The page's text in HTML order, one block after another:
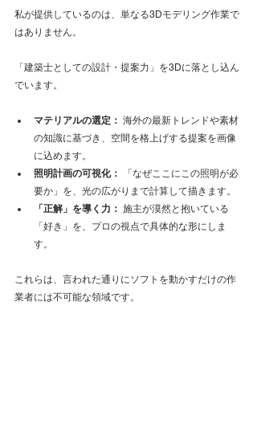
私が提供しているのは、単なる3Dモデリング作業で
はありません。
「建築士としての設計・提案力」を3Dに落とし込ん
でいます。
マテリアルの選定： 海外の最新トレンドや素材
の知識に基づき、空間を格上げする提案を画像
に込めます。
照明計画の可視化：
「なぜここにこの照明が必
要か」を、光の広がりまで計算して描きます。
「正解」を導く力： 施主が漠然と抱いている
「好き」を、プロの視点で具体的な形にしま
す。
これらは、言われた通りにソフトを動かすだけの作
業者には不可能な領域です。